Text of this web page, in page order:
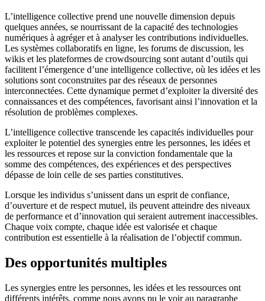
L’intelligence collective prend une nouvelle dimension depuis
quelques années, se nourrissant de la capacité des technologies
numériques à agréger et à analyser les contributions individuelles.
Les systèmes collaboratifs en ligne, les forums de discussion, les
wikis et les plateformes de crowdsourcing sont autant d’outils qui
facilitent l’émergence d’une intelligence collective, où les idées et les
solutions sont coconstruites par des réseaux de personnes
interconnectées. Cette dynamique permet d’exploiter la diversité des
connaissances et des compétences, favorisant ainsi l’innovation et la
résolution de problèmes complexes.
L’intelligence collective transcende les capacités individuelles pour
exploiter le potentiel des synergies entre les personnes, les idées et
les ressources et repose sur la conviction fondamentale que la
somme des compétences, des expériences et des perspectives
dépasse de loin celle de ses parties constitutives.
Lorsque les individus s’unissent dans un esprit de confiance,
d’ouverture et de respect mutuel, ils peuvent atteindre des niveaux
de performance et d’innovation qui seraient autrement inaccessibles.
Chaque voix compte, chaque idée est valorisée et chaque
contribution est essentielle à la réalisation de l’objectif commun.
Des opportunités multiples
Les synergies entre les personnes, les idées et les ressources ont
différents intérêts, comme nous avons pu le voir au paragraphe